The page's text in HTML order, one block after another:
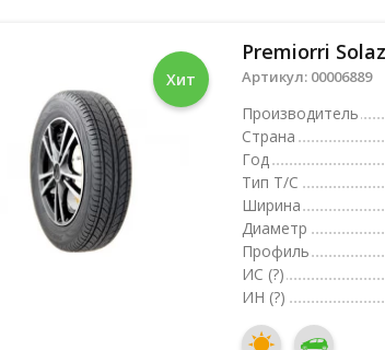
Хит
Premiorri
Артикул: 00006889
Производитель
Страна
Год
Тип Т/С
Ширина
Диаметр
Профиль
ИС (?)
ИН (?)